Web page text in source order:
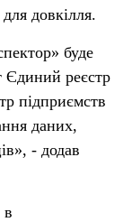
довкілля.
буде
Єдиний реєстр
підприємств
даних,
- додав
в